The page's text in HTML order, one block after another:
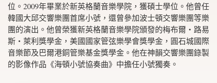
位。2009年畢業於新英格蘭音樂學院，獲碩士學位。他曾任
韓國大邱交響樂團首席小號，還曾參加波士頓交響樂團等樂
團的演出。他曾榮獲新英格蘭音樂學院頒發的梅布爾‧路易
斯‧萊利獎學金，美國國家管弦樂學會獎學金，圓石城國際
音樂節及巴爾港銅管樂基金獎學金。他在神韻交響樂團錄製
的影像作品《海頓小號協奏曲》中擔任小號獨奏。